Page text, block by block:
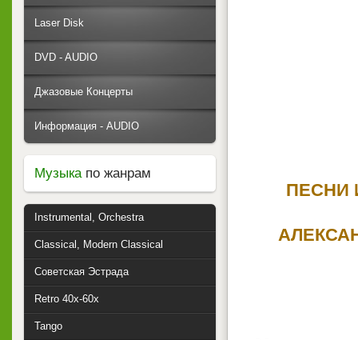
ПЕСНИ
Laser Disk
DVD - AUDIO
Джазовые Концерты
Информация - AUDIO
Музыкапо жанрам
Instrumental, Orchestra
Classical, Modern Classical
Советская Эстрада
Retro 40x-60x
Tango